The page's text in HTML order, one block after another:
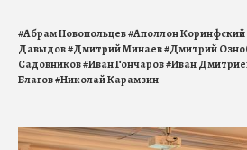
#Абрам Новопольцев#Аполлон Коринфский
Давыдов#Дмитрий Минаев#Дмитрий
Садовников#Иван Гончаров#Иван
Благов#Николай Карамзин